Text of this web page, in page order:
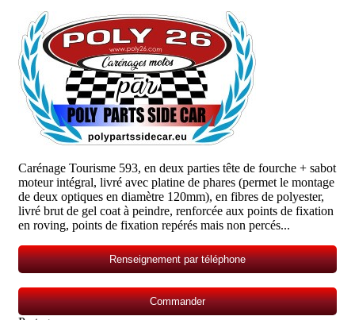
Carénage Tourisme 593, en deux parties tête de fourche + sabot
moteur intégral, livré avec platine de phares (permet le montage
de deux optiques en diamètre 120mm), en fibres de polyester,
livré brut de gel coat à peindre, renforcée aux points de fixation
en roving, points de fixation repérés mais non percés...
Renseignement par téléphone
Commander